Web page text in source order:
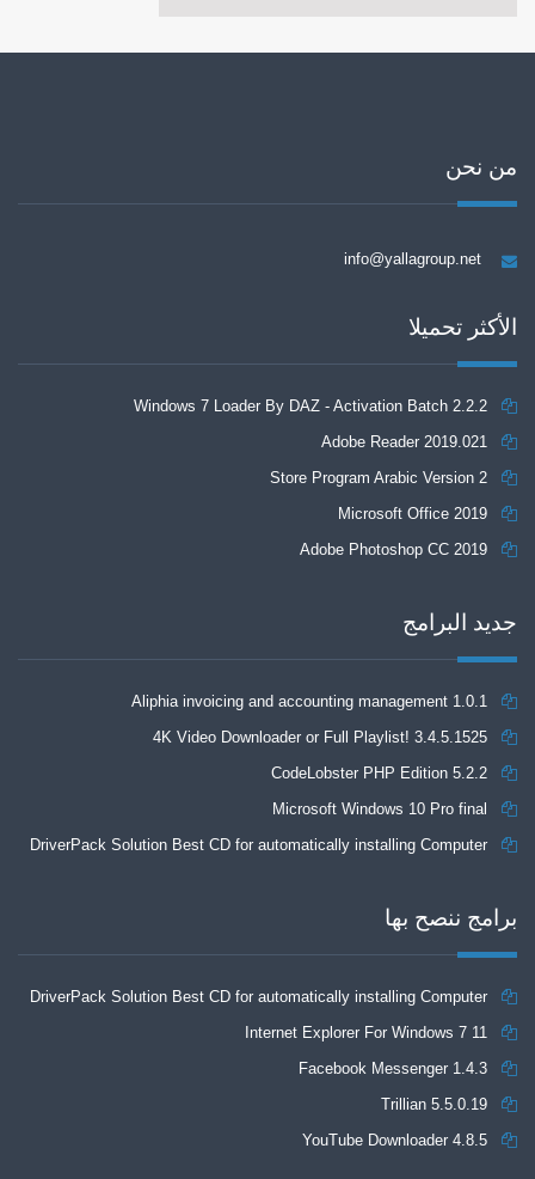
من نحن
info@yallagroup.net
الأكثر تحميلا
Windows 7 Loader By DAZ - Activation Batch 2.2.2
Adobe Reader 2019.021
Store Program Arabic Version 2
Microsoft Office 2019
Adobe Photoshop CC 2019
جديد البرامج
Aliphia invoicing and accounting management 1.0.1
4K Video Downloader or Full Playlist! 3.4.5.1525
CodeLobster PHP Edition 5.2.2
Microsoft Windows 10 Pro final
DriverPack Solution Best CD for automatically installing Computer
برامج ننصح بها
DriverPack Solution Best CD for automatically installing Computer
Drivers 17.7
Internet Explorer For Windows 7 11
Facebook Messenger 1.4.3
Trillian 5.5.0.19
YouTube Downloader 4.8.5